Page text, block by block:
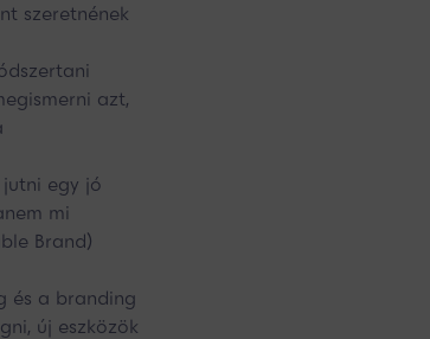
szeretnének
azt,
jutni egy jó
mi
Brand)
és a branding
új eszközök